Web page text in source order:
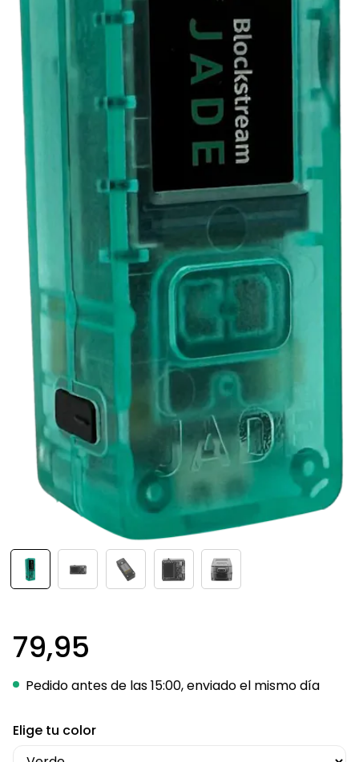
79,95
Pedido antes de las 15:00, enviado el mismo día
Elige tu color